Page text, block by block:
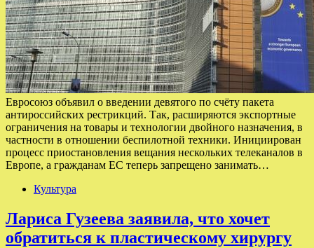
Евросоюз объявил о введении девятого по счёту пакета
антироссийских рестрикций. Так, расширяются экспортные
ограничения на товары и технологии двойного назначения, в
частности в отношении беспилотной техники. Инициирован
процесс приостановления вещания нескольких телеканалов в
Европе, а гражданам ЕС теперь запрещено занимать…
Культура
Лариса Гузеева заявила, что хочет
обратиться к пластическому хирургу